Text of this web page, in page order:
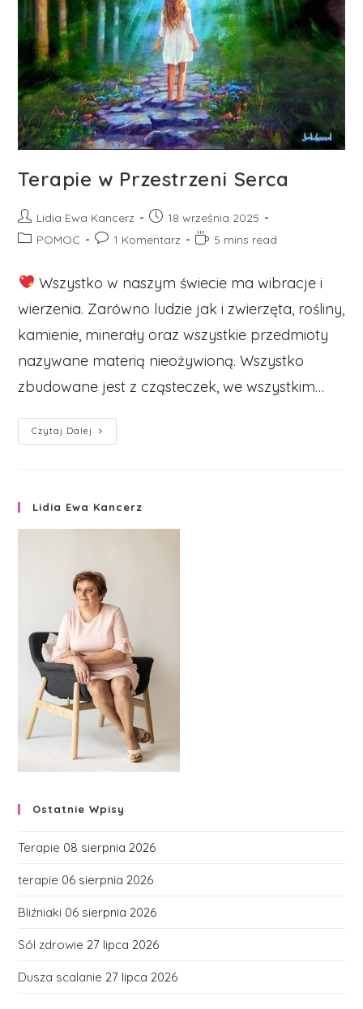
Terapie w Przestrzeni Serca
Post
author:
Lidia Ewa Kancerz
Post
published:
18 września 2025
PostPOMOC
Post1 Komentarz
Reading
5 mins read
Wszystko w naszym świecie ma wibracje i
wierzenia. Zarówno ludzie jak i zwierzęta, rośliny,
kamienie, minerały oraz wszystkie przedmioty
nazywane materią nieożywioną. Wszystko
zbudowane jest z cząsteczek, we wszystkim…
Czytaj Dalej
w
Lidia Ewa Kancerz
Ostatnie Wpisy
Terapie 08 sierpnia 2026
terapie 06 sierpnia 2026
Bliźniaki 06 sierpnia 2026
Sól zdrowie 27 lipca 2026
Dusza scalanie 27 lipca 2026